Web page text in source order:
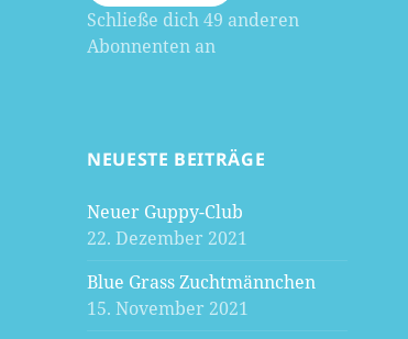
Schließe dich 49 anderen
Abonnenten an
NEUESTE BEITRÄGE
Neuer Guppy-Club
22. Dezember 2021
Blue Grass Zuchtmännchen
15. November 2021